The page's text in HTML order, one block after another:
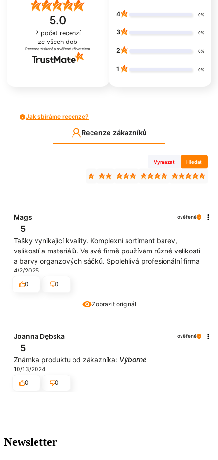
5.0
2 počet recenzí
ze všech dob
Recenze získané a ověřené uživatelem
4 0%
3 0%
2 0%
1 0%
Jak sbíráme recenze?
Recenze zákazníků
Vymazat Hledat
Zobrazit originál
Mags ověřené
5
Tašky vynikající kvality. Komplexní sortiment barev,
velikostí a materiálů. Ve své firmě používám různé velikosti
a barvy organzových sáčků. Spolehlivá profesionální firma
4/2/2025
0
0
Joanna Dębska ověřené
5
Známka produktu od zákazníka: Výborné
10/13/2024
0
0
Newsletter